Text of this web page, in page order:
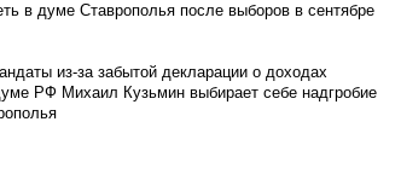
в думе Ставрополья после выборов в сентябре
из-за забытой декларации о доходах
РФ Михаил Кузьмин выбирает себе надгробие